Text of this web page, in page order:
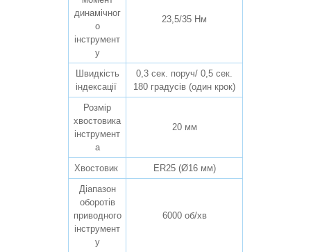
динамічног
о
інструмент
у
23,5/35 Нм
Швидкість
індексації
0,3 сек. поруч/ 0,5 сек.
180 градусів (один крок)
Розмір
хвостовика
інструмент
а
20 мм
Хвостовик
ER25 (Ø16 мм)
Діапазон
оборотів
приводного
інструмент
у
6000 об/хв